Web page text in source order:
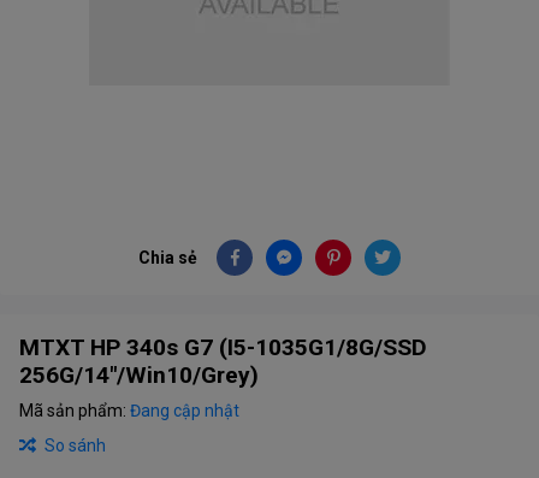
Chia sẻ
MTXT HP 340s G7 (I5-1035G1/8G/SSD
256G/14"/Win10/Grey)
Mã sản phẩm: Đang cập nhật
So sánh